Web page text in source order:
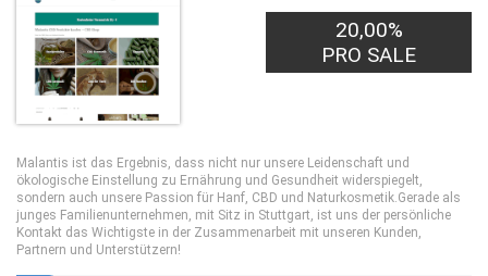
20,00%
PRO SALE
Malantis ist das Ergebnis, dass nicht nur unsere Leidenschaft und
ökologische Einstellung zu Ernährung und Gesundheit widerspiegelt,
sondern auch unsere Passion für Hanf, CBD und Naturkosmetik.Gerade als
junges Familienunternehmen, mit Sitz in Stuttgart, ist uns der persönliche
Kontakt das Wichtigste in der Zusammenarbeit mit unseren Kunden,
Partnern und Unterstützern!